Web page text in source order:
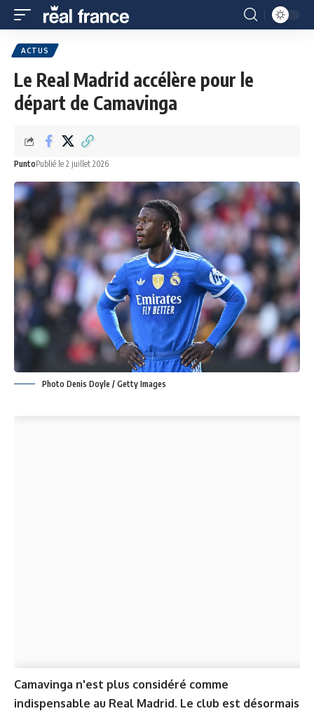
ACTUS
Le Real Madrid accélère pour le
départ de Camavinga
PuntoPublié le 2 juillet 2026
Photo Denis Doyle / Getty Images
Camavinga n'est plus considéré comme
indispensable au Real Madrid. Le club est désormais